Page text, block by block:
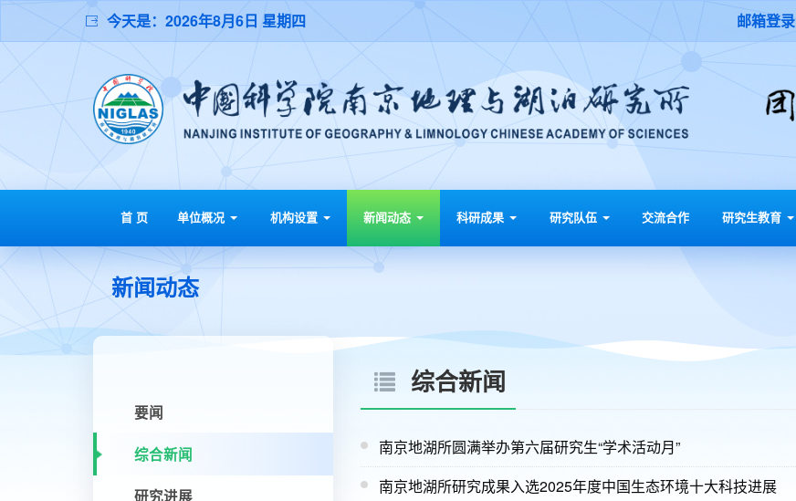
今天是： 2026年8月6日 星期四 邮箱登录
首 页 单位概况 机构设置 新闻动态 科研成果 研究队伍 交流合作 研究生教育
新闻动态
要闻
综合新闻
研究进展
综合新闻
南京地湖所圆满举办第六届研究生“学术活动月”
南京地湖所研究成果入选2025年度中国生态环境十大科技进展